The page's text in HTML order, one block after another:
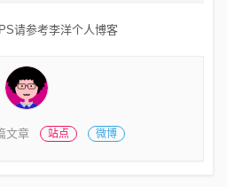
请参考李洋个人博客
文章 站点 微博